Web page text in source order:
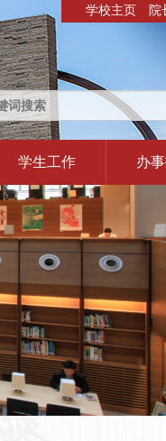
学校主页 院
学生工作 办